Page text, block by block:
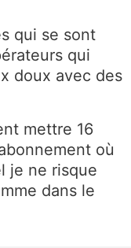
qui se sont
qui
doux avec des
mettre 16
où
je ne risque
dans le